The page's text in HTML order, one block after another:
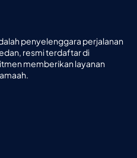
penyelenggara perjalanan
resmi terdaftar di
memberikan layanan